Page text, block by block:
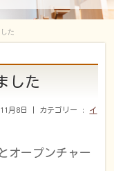
た
した
月8日 カテゴリー : イ
オープンチャー